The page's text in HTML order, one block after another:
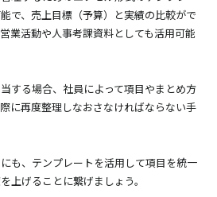
で、売上目標（予算）と実績の比較がで
業活動や人事考課資料としても活用可能
する場合、社員によって項目やまとめ方
に再度整理しなおさなければならない手
も、テンプレートを活用して項目を統一
上げることに繋げましょう。